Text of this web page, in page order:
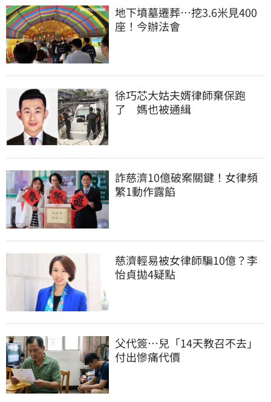
地下墳墓遷葬…挖3.6米見400
座！今辦法會
徐巧芯大姑夫婿律師棄保跑
了　媽也被通緝
詐慈濟10億破案關鍵！女律頻
繁1動作露餡
慈濟輕易被女律師騙10億？李
怡貞拋4疑點
父代簽…兒「14天教召不去」
付出慘痛代價